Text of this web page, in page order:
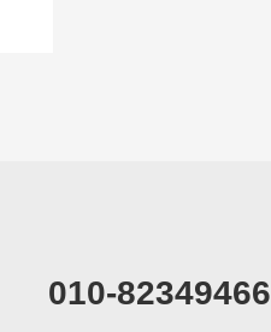
010-82349466